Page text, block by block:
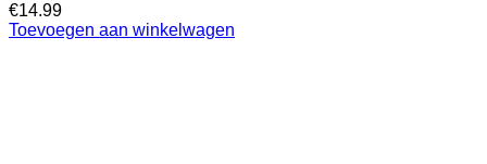
€14.99
Toevoegen aan winkelwagen